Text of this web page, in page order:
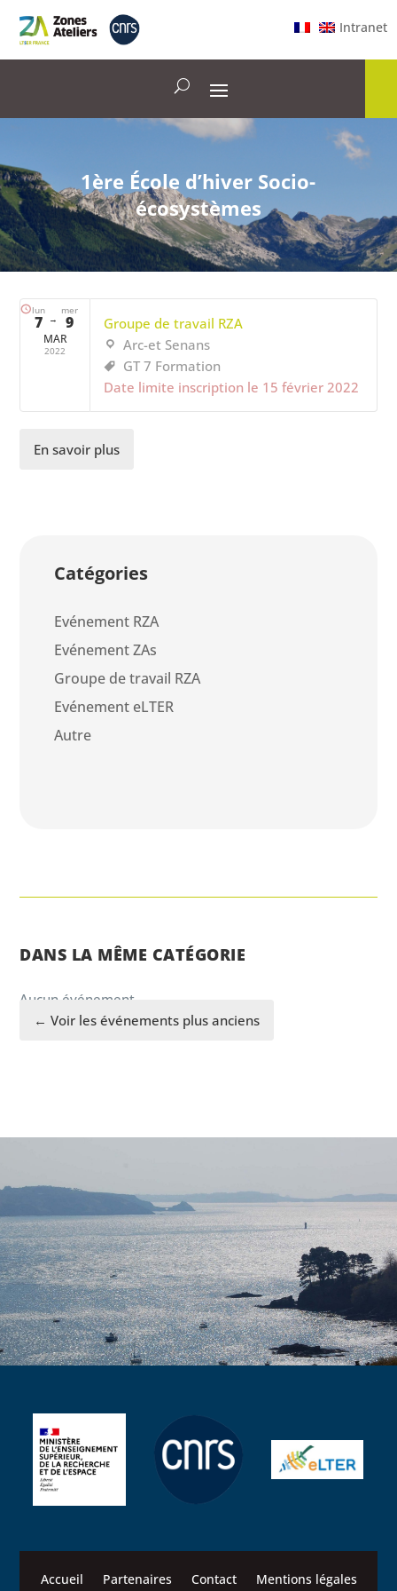
Intranet
1ère École d’hiver Socio-
écosystèmes
lun
7 →
mer
9
MAR
2022
Groupe de travail RZA
Arc-et Senans
GT 7 Formation
Date limite inscription le 15 février 2022
En savoir plus
Catégories
Evénement RZA
Evénement ZAs
Groupe de travail RZA
Evénement eLTER
Autre
DANS LA MÊME CATÉGORIE
Aucun événement.
← Voir les événements plus anciens
Accueil Partenaires Contact Mentions légales